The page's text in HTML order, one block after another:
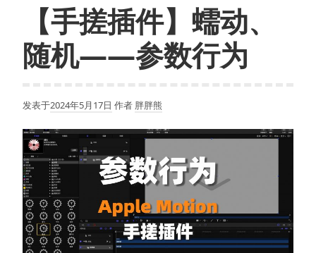
的
客
户：
试
项
目
快
照
和
及
时
确
【手搓插件】蠕动、
随机——参数行为
发表于2024年5月17日 作者 胖胖熊